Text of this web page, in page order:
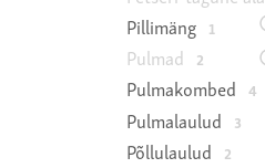
Pillimäng 1
Pulmad 2
Pulmakombed 4
Pulmalaulud 3
Põllulaulud 2